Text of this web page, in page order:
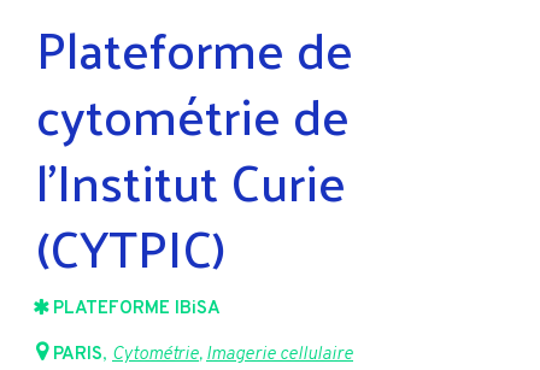
Plateforme de
cytométrie de
l’Institut Curie
(CYTPIC)
PLATEFORME IBiSA
PARIS, Cytométrie, Imagerie cellulaire